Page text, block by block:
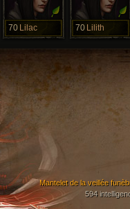
70 Lilac 70 Lilith
Mantelet de la veillée
594